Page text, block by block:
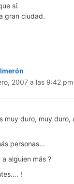
sí.
gran ciudad.
2007 a las 9:42 pm
muy duro, muy duro,
personas…
a alguien más ?
!